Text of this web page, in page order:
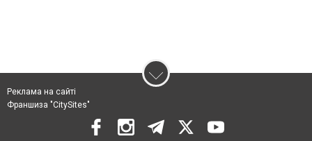
Реклама на сайті
Франшиза "CitySites"